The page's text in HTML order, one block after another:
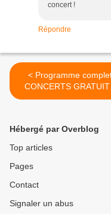
concert !
Répondre
< Programme complet
CONCERTS GRATUITS
2015 à la...
Hébergé par Overblog
Top articles
Pages
Contact
Signaler un abus